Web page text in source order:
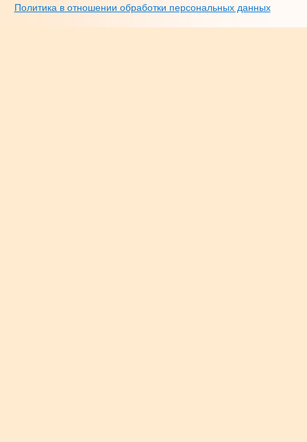
Политика в отношении обработки персональных данных